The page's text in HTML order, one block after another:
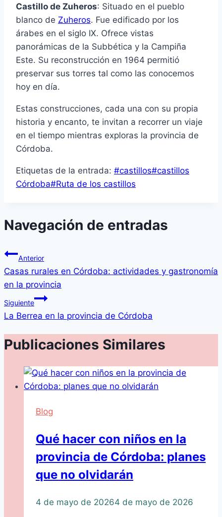
Castillo de Zuheros: Situado en el pueblo
blanco de Zuheros. Fue edificado por los
árabes en el siglo IX. Ofrece vistas
panorámicas de la Subbética y la Campiña
Este. Su reconstrucción en 1964 permitió
preservar sus torres tal como las conocemos
hoy en día.
Estas construcciones, cada una con su propia
historia y encanto, te invitan a recorrer un viaje
en el tiempo mientras exploras la provincia de
Córdoba.
Etiquetas de la entrada: #castillos#castillos
Córdoba#Ruta de los castillos
Navegación de entradas
Anterior
Casas rurales en Córdoba: actividades y gastronomía
en la provincia
Siguiente
La Berrea en la provincia de Córdoba
Publicaciones Similares
Blog
Qué hacer con niños en la
provincia de Córdoba: planes
que no olvidarán
4 de mayo de 20264 de mayo de 2026